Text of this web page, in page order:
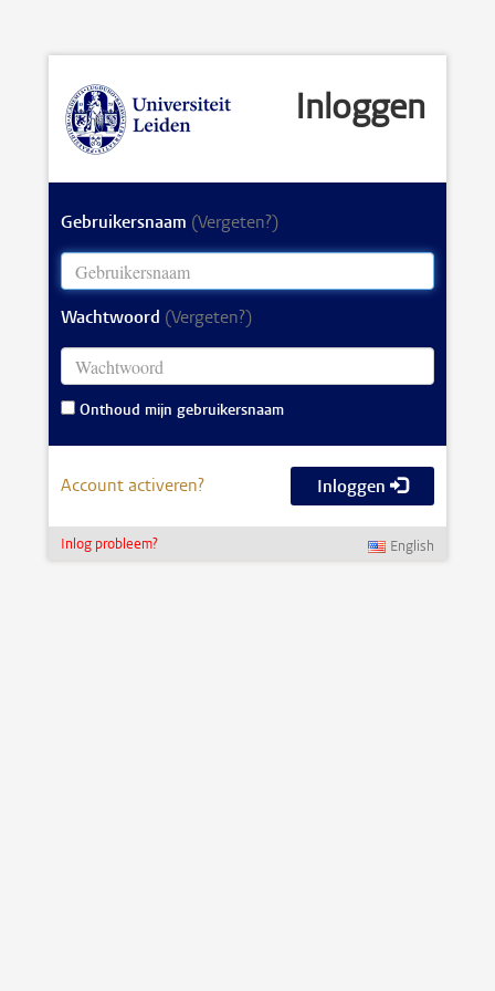
Inloggen
Gebruikersnaam (Vergeten?)
Wachtwoord (Vergeten?)
Onthoud mijn gebruikersnaam
Account activeren? Inloggen
Inlog probleem? English